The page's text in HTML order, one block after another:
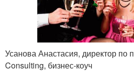
Усанова Анастасия, директор по
Consulting, бизнес-коуч